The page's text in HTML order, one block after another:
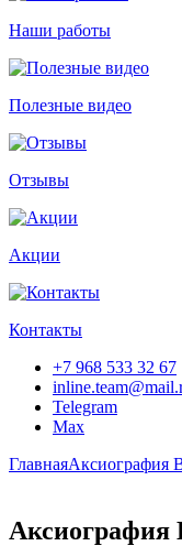
Наши работы
Полезные видео
Отзывы
Акции
Контакты
+7 968 533 32 67
Telegram
Max
ГлавнаяАксиография